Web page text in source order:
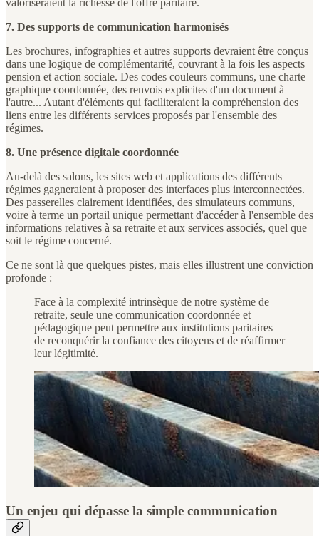
valoriseraient la richesse de l'offre paritaire.
7. Des supports de communication harmonisés
Les brochures, infographies et autres supports devraient être conçus
dans une logique de complémentarité, couvrant à la fois les aspects
pension et action sociale. Des codes couleurs communs, une charte
graphique coordonnée, des renvois explicites d'un document à
l'autre... Autant d'éléments qui faciliteraient la compréhension des
liens entre les différents services proposés par l'ensemble des
régimes.
8. Une présence digitale coordonnée
Au-delà des salons, les sites web et applications des différents
régimes gagneraient à proposer des interfaces plus interconnectées.
Des passerelles clairement identifiées, des simulateurs communs,
voire à terme un portail unique permettant d'accéder à l'ensemble des
informations relatives à sa retraite et aux services associés, quel que
soit le régime concerné.
Ce ne sont là que quelques pistes, mais elles illustrent une conviction
profonde :
Face à la complexité intrinsèque de notre système de
retraite, seule une communication coordonnée et
pédagogique peut permettre aux institutions paritaires
de reconquérir la confiance des citoyens et de réaffirmer
leur légitimité.
Un enjeu qui dépasse la simple communication